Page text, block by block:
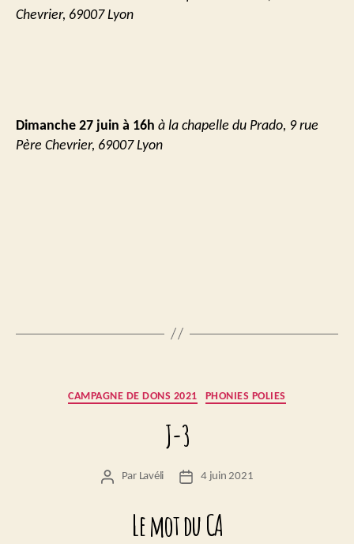
Chevrier, 69007 Lyon
Dimanche 27 juin à 16h à la chapelle du Prado, 9 rue
Père Chevrier, 69007 Lyon
Catégories
CAMPAGNE DE DONS 2021 PHONIES POLIES
J-3
Auteur
l’article
Par Lavéli
Date
l’article
4 juin 2021
Le mot du CA